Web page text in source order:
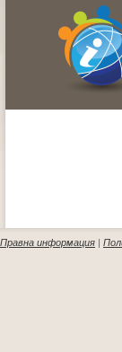
Правна информация